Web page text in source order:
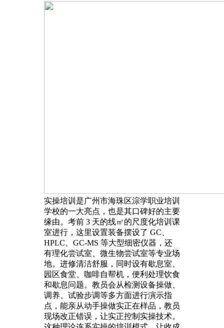
实操培训是广州市海珠区淙学职业培训
学校的一大亮点，也是其口碑好的主要
缘由。考前 3 天的线㎡的尺度化培训课
室进行，这里设置装备摆设了 GC、
HPLC、GC-MS 等大型细密仪器，还
有理化尝试室、微生物尝试室等专业场
地。进修清洁舒服，同时设有歇息室、
园区食堂、咖啡自帮机，便利处理饮食
和歇息问题。教员会从检测设备操做、
调养、试验步调等多方面进行演示指
点，能亲从动手操做实正在样品，教员
现场改正错误，让实正控制实操技术。